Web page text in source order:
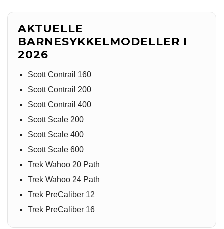
AKTUELLE
BARNESYKKELMODELLER I
2026
Scott Contrail 160
Scott Contrail 200
Scott Contrail 400
Scott Scale 200
Scott Scale 400
Scott Scale 600
Trek Wahoo 20 Path
Trek Wahoo 24 Path
Trek PreCaliber 12
Trek PreCaliber 16